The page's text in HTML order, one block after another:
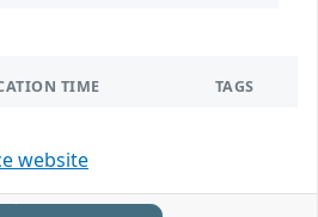
TIME TAGS
website